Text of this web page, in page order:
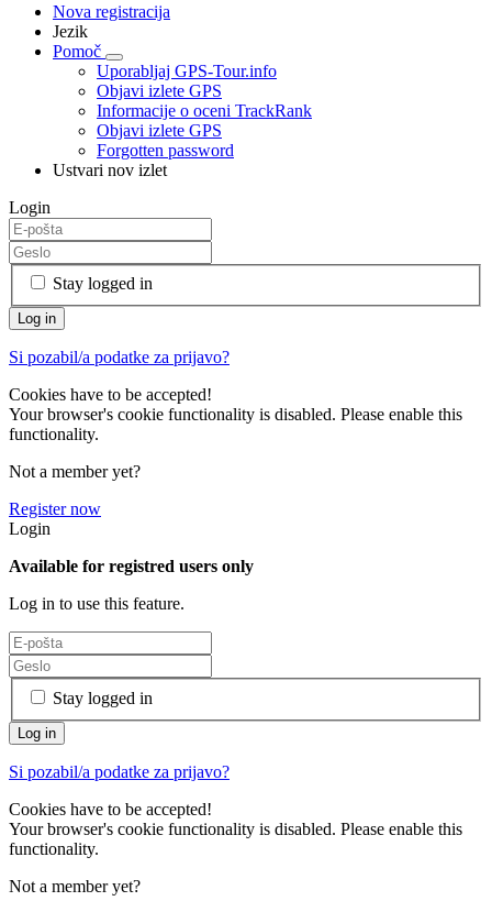
Nova registracija
Jezik
Pomoč
Uporabljaj GPS-Tour.info
Objavi izlete GPS
Informacije o oceni TrackRank
Objavi izlete GPS
Forgotten password
Ustvari nov izlet
Login
Stay logged in
Si pozabil/a podatke za prijavo?
Cookies have to be accepted!
Your browser's cookie functionality is disabled. Please enable this
functionality.
Not a member yet?
Register now
Login
Available for registred users only
Log in to use this feature.
Stay logged in
Si pozabil/a podatke za prijavo?
Cookies have to be accepted!
Your browser's cookie functionality is disabled. Please enable this
functionality.
Not a member yet?